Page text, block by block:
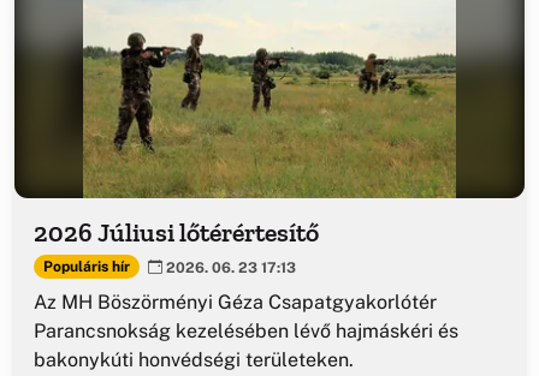
2026 Júliusi lőtérértesítő
Populáris hír 2026. 06. 23 17:13
Az MH Böszörményi Géza Csapatgyakorlótér
Parancsnokság kezelésében lévő hajmáskéri és
bakonykúti honvédségi területeken.